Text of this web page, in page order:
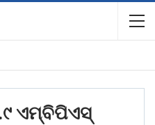
ଏମ୍‌ବିପିଏସ୍